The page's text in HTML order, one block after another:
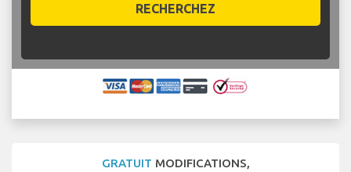
RECHERCHEZ
GRATUIT MODIFICATIONS,